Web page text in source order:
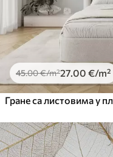
45.00€/m²27 .00 €/m²